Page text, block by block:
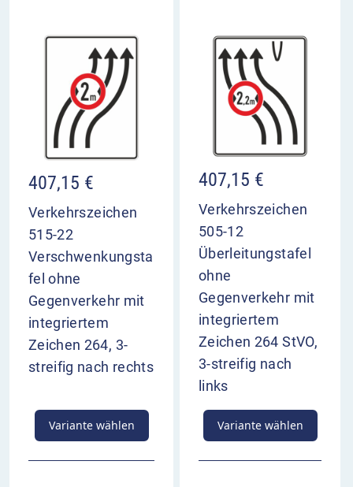
407,15 €
Verkehrszeichen
515-22
Verschwenkungsta
fel ohne
Gegenverkehr mit
integriertem
Zeichen 264, 3-
streifig nach rechts
Variante wählen
407,15 €
Verkehrszeichen
505-12
Überleitungstafel
ohne
Gegenverkehr mit
integriertem
Zeichen 264 StVO,
3-streifig nach
links
Variante wählen